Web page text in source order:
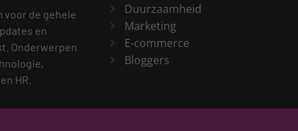
voor de gehele
en
Onderwerpen
HR.
Duurzaamheid
Marketing
E-commerce
Bloggers